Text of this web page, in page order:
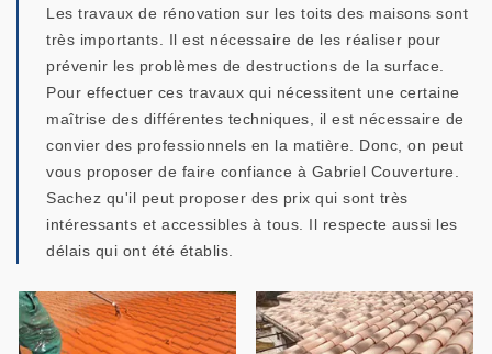
Les travaux de rénovation sur les toits des maisons sont
très importants. Il est nécessaire de les réaliser pour
prévenir les problèmes de destructions de la surface.
Pour effectuer ces travaux qui nécessitent une certaine
maîtrise des différentes techniques, il est nécessaire de
convier des professionnels en la matière. Donc, on peut
vous proposer de faire confiance à Gabriel Couverture.
Sachez qu'il peut proposer des prix qui sont très
intéressants et accessibles à tous. Il respecte aussi les
délais qui ont été établis.